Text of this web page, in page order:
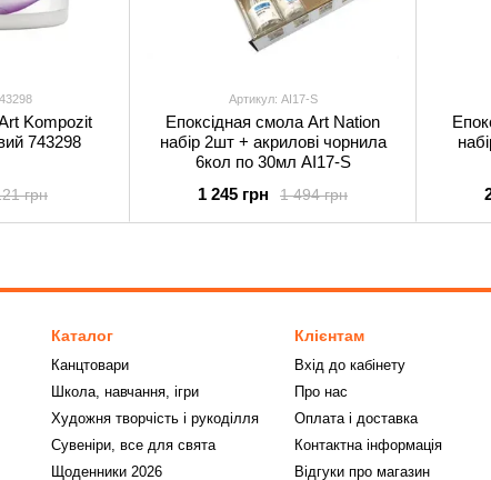
Kompozit
743298
грн
Артикул: AI17-S
Епоксідная смола Art Nation
набір 2шт + акрилові чорнила
6кол по 30мл AI17-S
1 494 грн
1 245 грн
Каталог
Канцтовари
Школа, навчання, ігри
Художня творчість і рукоділля
Сувеніри, все для свята
Щоденники 2026
Клієнтам
Вхід до кабінету
Про нас
Оплата і доставка
Контактна інформація
Відгуки про магазин